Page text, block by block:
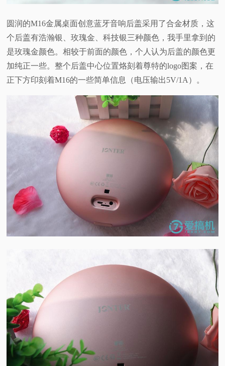
圆润的M16金属桌面创意蓝牙音响后盖采用了合金材质，这
个后盖有浩瀚银、玫瑰金、科技银三种颜色，我手里拿到的
是玫瑰金颜色。相较于前面的颜色，个人认为后盖的颜色更
加纯正一些。整个后盖中心位置烙刻着尊特的logo图案，在
正下方印刻着M16的一些简单信息（电压输出5V/1A）。